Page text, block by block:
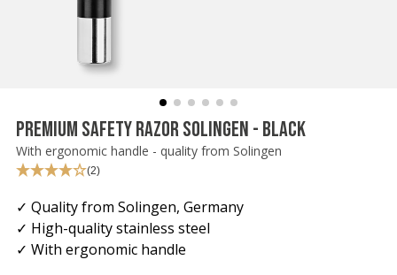
Sensible Kopfhaut
Rasierzubehör
Schnitte & Verletzungen
Bartpflege - Sets
Rasurzubehör - Sets
PREMIUM SAFETY RAZOR SOLINGEN - BLACK
With ergonomic handle - quality from Solingen
(2)
✓ Quality from Solingen, Germany
✓ High-quality stainless steel
✓ With ergonomic handle